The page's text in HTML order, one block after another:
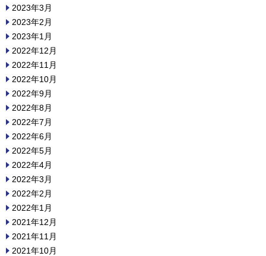
2023年3月
2023年2月
2023年1月
2022年12月
2022年11月
2022年10月
2022年9月
2022年8月
2022年7月
2022年6月
2022年5月
2022年4月
2022年3月
2022年2月
2022年1月
2021年12月
2021年11月
2021年10月